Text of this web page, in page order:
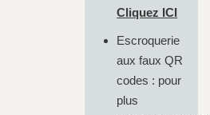
Cliquez ICI
Escroquerie
aux faux QR
codes : pour
plus